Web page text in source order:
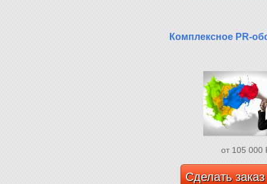
Комплексное PR-
от 105 000
Сделать